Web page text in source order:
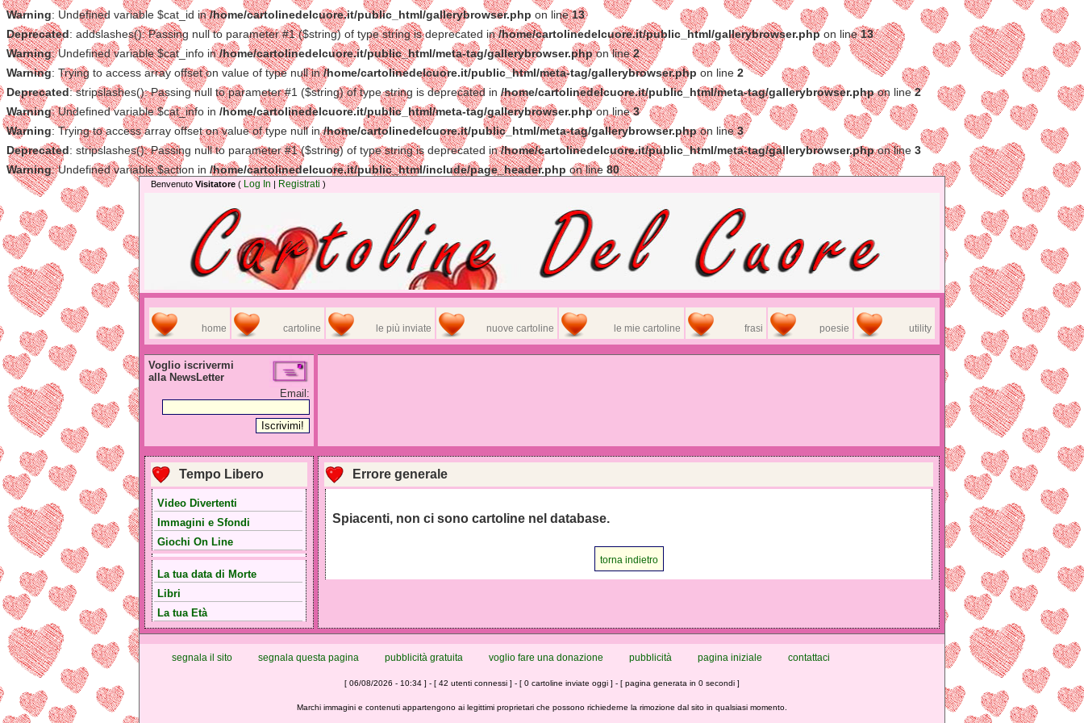
Warning: Undefined variable $cat_id in/home/cartolinedelcuore.it/public_html/gallerybrowser.php on line13
Deprecated: addslashes(): Passing null to parameter #1 ($string) of type string is deprecated in/home/cartolinedelcuore.it/public_html/gallerybrowser.phpon line13
Warning: Undefined variable $cat_info in/home/cartolinedelcuore.it/public_html/meta-tag/gallerybrowser.phpon line2
Warning: Trying to access array offset on value of type null in/home/cartolinedelcuore.it/public_html/meta-tag/gallerybrowser.php on line 2
Deprecated: stripslashes(): Passing null to parameter #1 ($string) of type string is deprecated in /home/cartolinedelcuore.it/public_html/meta-tag/gallerybrowser.phpon line2
Warning: Undefined variable $cat_info in /home/cartolinedelcuore.it/public_html/meta-tag/gallerybrowser.phpon line3
Warning: Trying to access array offset on value of type null in/home/cartolinedelcuore.it/public_html/meta-tag/gallerybrowser.phpon line3
Deprecated: stripslashes(): Passing null to parameter #1 ($string) of type string is deprecated in/home/cartolinedelcuore.it/public_html/meta-tag/gallerybrowser.phpon line 3
Warning: Undefined variable $action in /home/cartolinedelcuore.it/public_html/include/page_header.php on line 80
Benvenuto Visitatore ( Log In | Registrati )
home cartoline le più inviate nuove cartoline le mie cartoline frasi poesie utility
Voglio iscrivermi
alla NewsLetter
Email:
Tempo Libero
Video Divertenti
Immagini e Sfondi
Giochi On Line
La tua data di Morte
Libri
La tua Età
Errore generale
Spiacenti, non ci sono cartoline nel database.
torna indietro
segnala il sito segnala questa pagina pubblicità gratuita voglio fare una donazione pubblicità pagina iniziale contattaci
[ 06/08/2026 - 10:34 ] - [ 42 utenti connessi ] - [ 0 cartoline inviate oggi ] - [ pagina generata in 0 secondi ]
Marchi immagini e contenuti appartengono ai legittimi proprietari che possono richiederne la rimozione dal sito in qualsiasi momento.